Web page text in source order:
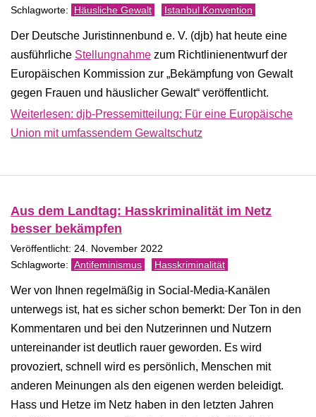
Häusliche Gewalt Istanbul Konvention
Der Deutsche Juristinnenbund e. V. (djb) hat heute eine
ausführliche Stellungnahme zum Richtlinienentwurf der
Europäischen Kommission zur „Bekämpfung von Gewalt
gegen Frauen und häuslicher Gewalt“ veröffentlicht.
Weiterlesen: djb-Pressemitteilung: Für eine Europäische
Union mit umfassendem Gewaltschutz
Aus dem Landtag: Hasskriminalität im Netz
besser bekämpfen
Veröffentlicht: 24. November 2022
Antifeminismus Hasskriminalität
Wer von Ihnen regelmäßig in Social-Media-Kanälen
unterwegs ist, hat es sicher schon bemerkt: Der Ton in den
Kommentaren und bei den Nutzerinnen und Nutzern
untereinander ist deutlich rauer geworden. Es wird
provoziert, schnell wird es persönlich, Menschen mit
anderen Meinungen als den eigenen werden beleidigt.
Hass und Hetze im Netz haben in den letzten Jahren